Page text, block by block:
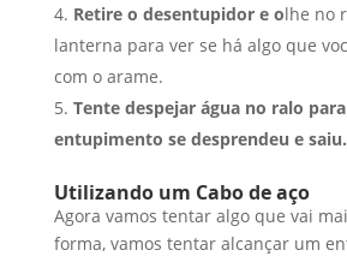
Retire o desentupidor e olhe no
lanterna para ver se há algo que
com o arame.
Tente despejar água no ralo
entupimento se desprendeu e saiu.
Utilizando um Cabo de aço
Agora vamos tentar algo que vai
forma, vamos tentar alcançar um